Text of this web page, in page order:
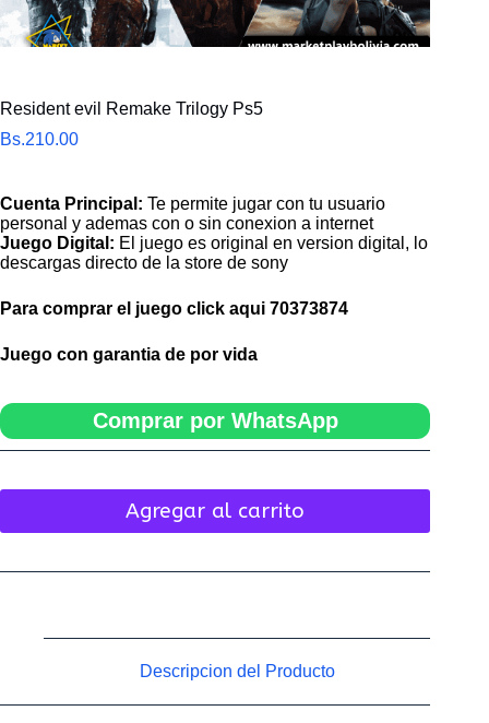
Resident evil Remake Trilogy Ps5
Bs.210.00
Cuenta Principal: Te permite jugar con tu usuario
personal y ademas con o sin conexion a internet
Juego Digital: El juego es original en version digital, lo
descargas directo de la store de sony
Para comprar el juego click aqui 70373874
Juego con garantia de por vida
Comprar por WhatsApp
Agregar al carrito
Descripcion del Producto